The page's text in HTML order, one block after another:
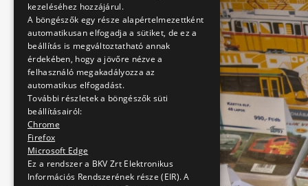
kezeléséhez hozzájárul.
A böngészők egy része alapértelmezettként
automatikusan elfogadja a sütiket, de ez a
beállítás is megváltoztatható annak
érdekében, hogy a jövőre nézve a
felhasználó megakadályozza az
automatikus elfogadást.
További részletek a böngészők süti
beállításairól:
Chrome
Firefox
Microsoft Edge
Ez a rendszer a BKV Zrt Elektronikus
Információs Rendszerének része (EIR). A